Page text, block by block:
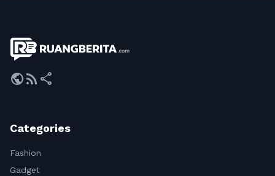
publicrss_feed share
Categories
Fashion
Gadget